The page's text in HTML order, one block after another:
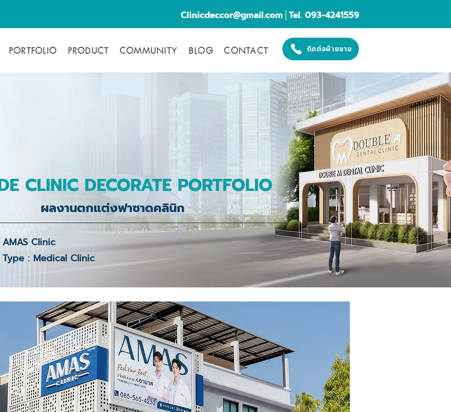
Clinicdeccor@gmail.com│Tel. 093-4241559
PORTFOLIO PRODUCT COMMUNITY BLOG CONTACT ติดต่อฝ่ายขาย
CLINIC DECORATE PORTFOLIO
ผลงานตกแต่งฟาซาดคลินิก
AMAS Clinic
Type : Medical Clinic